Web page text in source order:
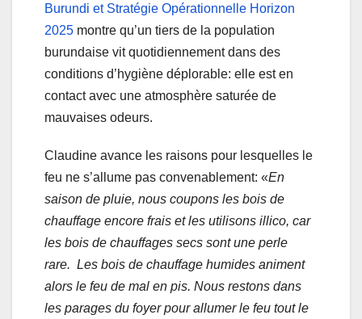
Burundi et Stratégie Opérationnelle Horizon
2025 montre qu’un tiers de la population
burundaise vit quotidiennement dans des
conditions d’hygiène déplorable: elle est en
contact avec une atmosphère saturée de
mauvaises odeurs.
Claudine avance les raisons pour lesquelles le
feu ne s’allume pas convenablement: «En
saison de pluie, nous coupons les bois de
chauffage encore frais et les utilisons illico, car
les bois de chauffages secs sont une perle
rare. Les bois de chauffage humides animent
alors le feu de mal en pis. Nous restons dans
les parages du foyer pour allumer le feu tout le